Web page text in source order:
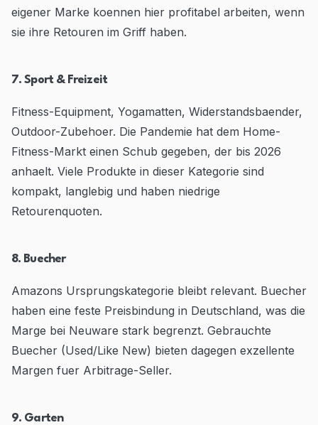
eigener Marke koennen hier profitabel arbeiten, wenn
sie ihre Retouren im Griff haben.
7. Sport & Freizeit
Fitness-Equipment, Yogamatten, Widerstandsbaender,
Outdoor-Zubehoer. Die Pandemie hat dem Home-
Fitness-Markt einen Schub gegeben, der bis 2026
anhaelt. Viele Produkte in dieser Kategorie sind
kompakt, langlebig und haben niedrige
Retourenquoten.
8. Buecher
Amazons Ursprungskategorie bleibt relevant. Buecher
haben eine feste Preisbindung in Deutschland, was die
Marge bei Neuware stark begrenzt. Gebrauchte
Buecher (Used/Like New) bieten dagegen exzellente
Margen fuer Arbitrage-Seller.
9. Garten